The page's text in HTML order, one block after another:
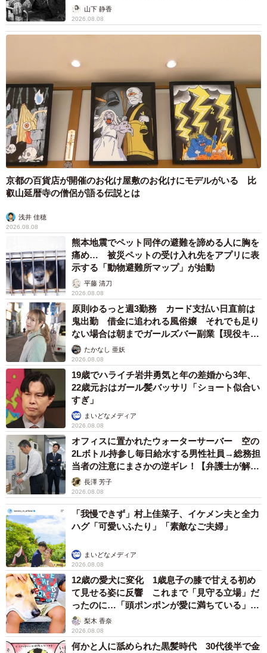
から】山下 静香
2026.08.08
京都の百貨店が開催のお化け屋敷のお化けにモデルがいる 比
叡山延暦寺の僧侶が語る伝説とは
浅井 佳穂
2026.08.08
熊本地震でペット同伴の避難を諦める人に胸を
痛め… 被災ペットの受け入れ先をアプリに表
示する「動物避難所マップ」が始動
平藤 清刀
2026.08.08
原則ゆるっと週3勤務 カード支払い日直前は
鬼出勤 借金に追われる風俗嬢 それでも足り
ない場合は朝までガールズバー副業【現役キャ
ストに取材】
たかなし 亜妖
2026.08.08
19歳でハライチ岩井勇気と年の差婚から3年、
22歳元おはガール髪バッサリ「ショート似合い
すぎ」
まいどなメディア
2026.08.08
オフィスに置かれたウォーターサーバー 空の
2Lボトル持参し毎日給水する男性社員→総務担
当者の注意にまさかの逆ギレ！【弁護士が解
説】長澤 芳子
2026.08.08
「我慢できず」村上佳菜子、イケメン夫と全力
ハグ「可愛いふたり」「素敵なご夫婦」
まいどなメディア
2026.08.08
12歳の愛犬に変化 1歳息子の膝で甘える初め
て見せる姿に反響 これまで「見守る立場」だ
ったのに…「頭ポンポンが愛に満ちている」
「尊…」
梨木 香奈
2026.08.08
何かと人に舐められた黒髪時代 30代後半で金